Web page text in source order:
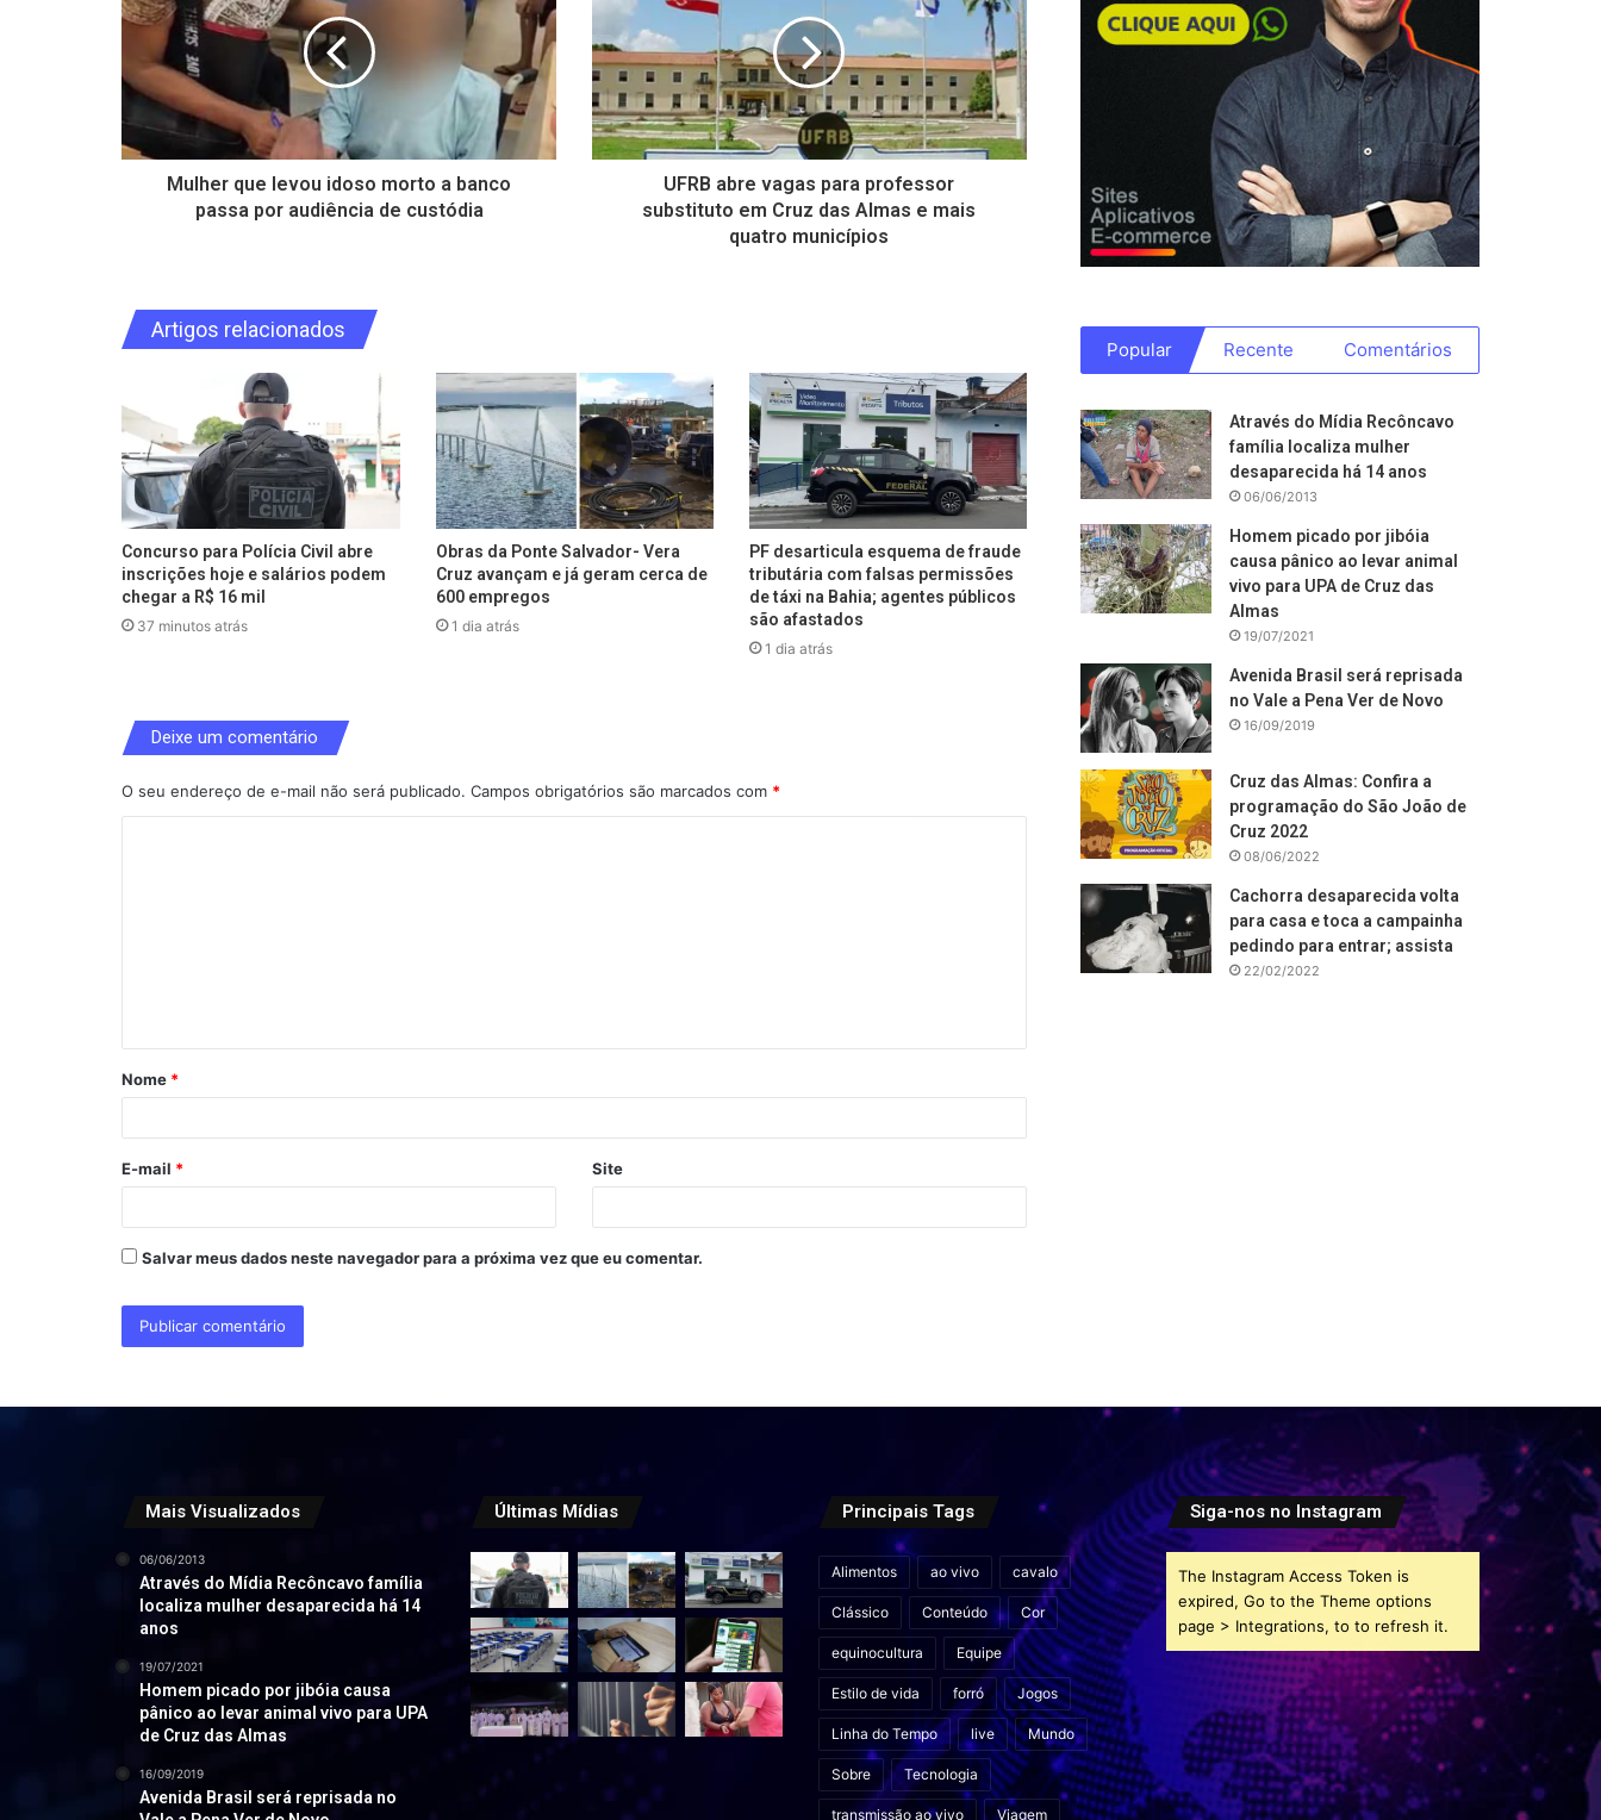
Mulher que levou idoso morto a banco
passa por audiência de custódia
UFRB abre vagas para professor
substituto em Cruz das Almas e mais
quatro municípios
Artigos relacionados
Concurso para Polícia Civil abre
inscrições hoje e salários podem
chegar a R$ 16 mil
37 minutos atrás
Obras da Ponte Salvador- Vera
Cruz avançam e já geram cerca de
600 empregos
1 dia atrás
PF desarticula esquema de fraude
tributária com falsas permissões
de táxi na Bahia; agentes públicos
são afastados
1 dia atrás
Deixe um comentário
O seu endereço de e-mail não será publicado. Campos obrigatórios são marcados com *
á
r
*
Nome *
E-mail * Site
Salvar meus dados neste navegador para a próxima vez que eu comentar.
Popular Recente Comentários
Através do Mídia Recôncavo
família localiza mulher
desaparecida há 14 anos
06/06/2013
Homem picado por jibóia
causa pânico ao levar animal
vivo para UPA de Cruz das
Almas
19/07/2021
Avenida Brasil será reprisada
no Vale a Pena Ver de Novo
16/09/2019
Cruz das Almas: Confira a
programação do São João de
Cruz 2022
08/06/2022
Cachorra desaparecida volta
para casa e toca a campainha
pedindo para entrar; assista
22/02/2022
Mais Visualizados
06/06/2013
Através do Mídia Recôncavo família
localiza mulher desaparecida há 14
anos
19/07/2021
Homem picado por jibóia causa
pânico ao levar animal vivo para UPA
de Cruz das Almas
16/09/2019
Avenida Brasil será reprisada no
Últimas Mídias Principais Tags
Alimentos ao vivo cavalo
Clássico Conteúdo Cor
equinocultura Equipe
Estilo de vida forró Jogos
Linha do Tempo live Mundo
Sobre Tecnologia
transmissão ao vivo Viagem
Siga-nos no Instagram
The Instagram Access Token is
expired, Go to the Theme options
page > Integrations, to to refresh it.